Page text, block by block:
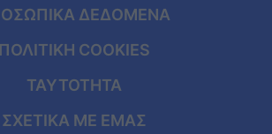
ΔΕΔΟΜΕΝΑ
ΠΟΛΙΤΙΚΗ COOKIES
ΤΑΥΤΟΤΗΤΑ
ΣΧΕΤΙΚΑ ΜΕ ΕΜΑΣ